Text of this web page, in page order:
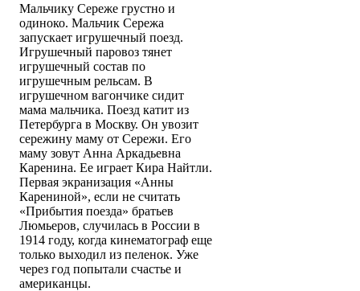
Мальчику Сереже грустно и
одиноко. Мальчик Сережа
запускает игрушечный поезд.
Игрушечный паровоз тянет
игрушечный состав по
игрушечным рельсам. В
игрушечном вагончике сидит
мама мальчика. Поезд катит из
Петербурга в Москву. Он увозит
сережину маму от Сережи. Его
маму зовут Анна Аркадьевна
Каренина. Ее играет Кира Найтли.
Первая экранизация «Анны
Карениной», если не считать
«Прибытия поезда» братьев
Люмьеров, случилась в России в
1914 году, когда кинематограф еще
только выходил из пеленок. Уже
через год попытали счастье и
американцы.